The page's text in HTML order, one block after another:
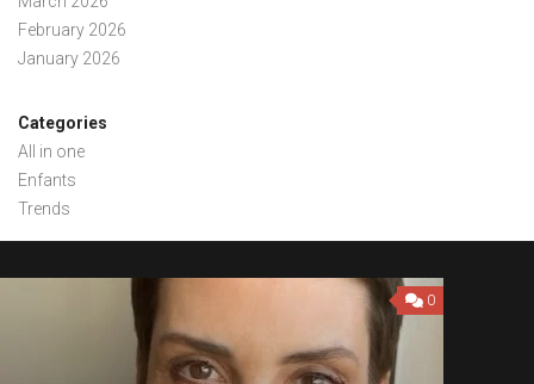
February 2026
January 2026
Categories
All in one
Enfants
Trends
0